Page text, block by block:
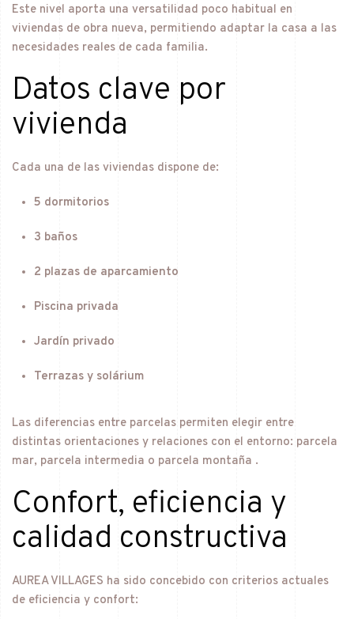
Este nivel aporta una versatilidad poco habitual en
viviendas de obra nueva, permitiendo adaptar la casa a las
necesidades reales de cada familia.
Datos clave por
vivienda
Cada una de las viviendas dispone de:
5 dormitorios
3 baños
2 plazas de aparcamiento
Piscina privada
Jardín privado
Terrazas y solárium
Las diferencias entre parcelas permiten elegir entre
distintas orientaciones y relaciones con el entorno: parcela
mar, parcela intermedia o parcela montaña .
Confort, eficiencia y
calidad constructiva
AUREA VILLAGES ha sido concebido con criterios actuales
de eficiencia y confort: